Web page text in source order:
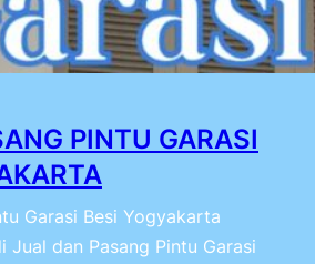
PINTU GARASI
Garasi Besi Yogyakarta
Jual dan Pasang Pintu Garasi